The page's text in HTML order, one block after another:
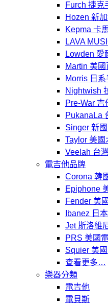
Furch 捷克
Hozen 新
Kepma 卡
LAVA
Lowden 愛
Martin 美
Morris 日
Nightwish
Pre-War
PukanaLa
Singer 新
Taylor 美國
Veelah 台
電吉他品牌
Corona 韓
Epiphone
Fender 美
Ibanez 日
Jet 斯洛維
PRS 美國
Squier 美
查看更多…
樂器分類
電吉他
電貝斯